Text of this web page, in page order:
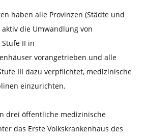
haben alle Provinzen (Städte und
die Umwandlung von
II in
vorangetrieben und alle
III dazu verpflichtet, medizinische
einzurichten.
drei öffentliche medizinische
das Erste Volkskrankenhaus des